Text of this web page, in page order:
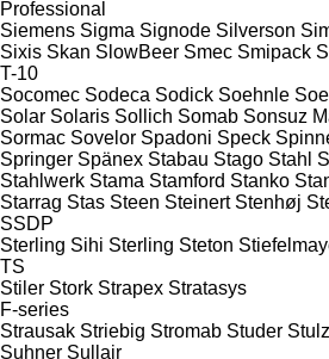
Professional
Siemens Sigma Signode Silverson
Sixis Skan SlowBeer Smec Smipack
T-10
Socomec Sodeca Sodick Soehnle
Solar Solaris Sollich Somab Sonsuz
Sormac Sovelor Spadoni Speck
Springer Spänex Stabau Stago Stahl
Stahlwerk Stama Stamford Stanko
Starrag Stas Steen Steinert Stenhøj
SSDP
Sterling Sihi Sterling Steton
TS
Stiler Stork Strapex Stratasys
F-series
Strausak Striebig Stromab Studer Stulz
Suhner Sullair